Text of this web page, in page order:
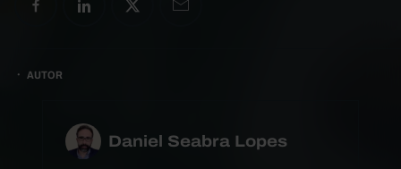
AUTOR
Daniel Seabra Lopes